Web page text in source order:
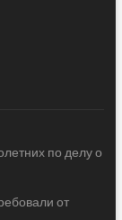
по делу о
от